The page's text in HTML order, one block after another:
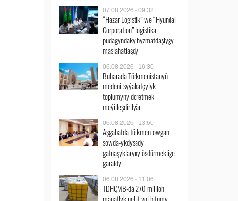
07.08.2026 - 09:32
“Hazar Logistik” we “Hyundai
Corporation” logistika
pudagyndaky hyzmatdaşlygy
maslahatlaşdy
06.08.2026 - 16:30
Buharada Türkmenistanyň
medeni-syýahatçylyk
toplumyny döretmek
meýilleşdirilýär
06.08.2026 - 13:50
Aşgabatda türkmen-owgan
söwda-ykdysady
gatnaşyklaryny ösdürmeklige
garaldy
06.08.2026 - 11:06
TDHÇMB-da 270 million
manatlyk nebit ýol bitumy